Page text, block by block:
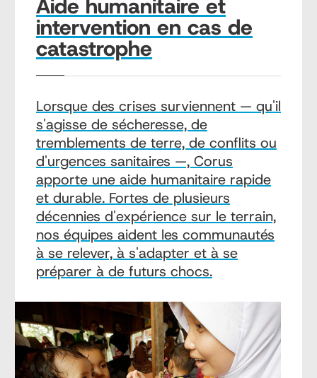
Aide humanitaire et
intervention en cas de
catastrophe
Lorsque des crises surviennent — qu'il
s'agisse de sécheresse, de
tremblements de terre, de conflits ou
d'urgences sanitaires —, Corus
apporte une aide humanitaire rapide
et durable. Fortes de plusieurs
décennies d'expérience sur le terrain,
nos équipes aident les communautés
à se relever, à s'adapter et à se
préparer à de futurs chocs.